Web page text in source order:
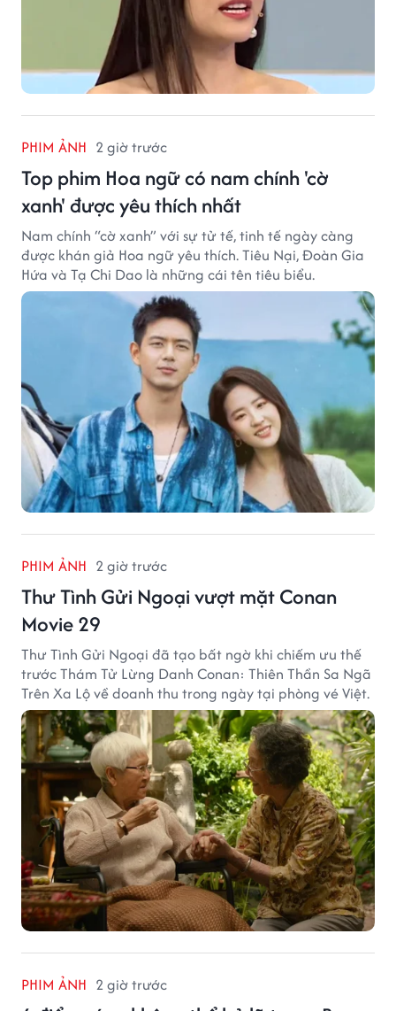
PHIM ẢNH 2 giờ trước
Top phim Hoa ngữ có nam chính 'cờ
xanh' được yêu thích nhất
Nam chính “cờ xanh” với sự tử tế, tinh tế ngày càng
được khán giả Hoa ngữ yêu thích. Tiêu Nại, Đoàn Gia
Hứa và Tạ Chi Dao là những cái tên tiêu biểu.
PHIM ẢNH 2 giờ trước
Thư Tình Gửi Ngoại vượt mặt Conan
Movie 29
Thư Tình Gửi Ngoại đã tạo bất ngờ khi chiếm ưu thế
trước Thám Tử Lừng Danh Conan: Thiên Thần Sa Ngã
Trên Xa Lộ về doanh thu trong ngày tại phòng vé Việt.
PHIM ẢNH 2 giờ trước